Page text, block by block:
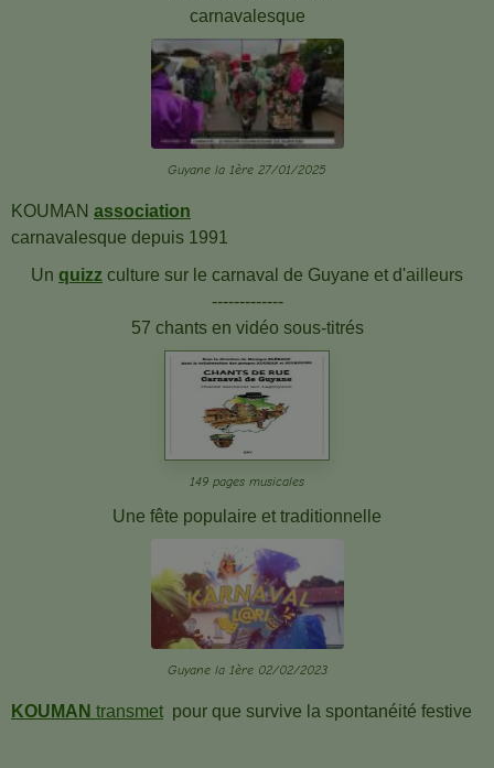
carnavalesque
Guyane la 1ère 27/01/2025
KOUMAN association
carnavalesque depuis 1991
Un quizz culture sur le carnaval de Guyane et d'ailleurs
-------------
57 chants en vidéo sous-titrés
149 pages musicales
Une fête populaire et traditionnelle
Guyane la 1ère 02/02/2023
KOUMAN transmet pour que survive la spontanéité festive